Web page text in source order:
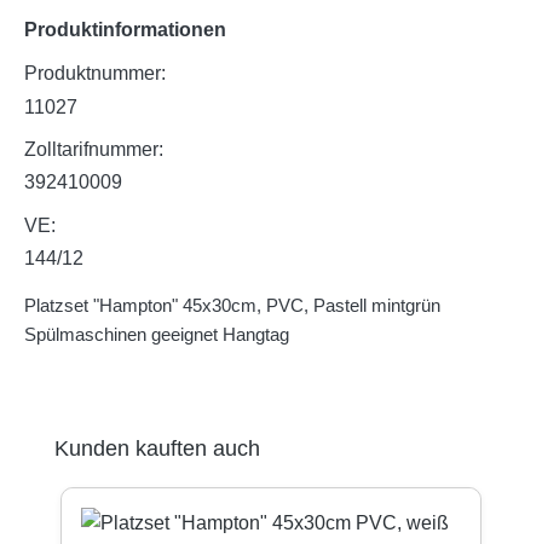
Produktinformationen
Produktnummer:
11027
Zolltarifnummer:
392410009
VE:
144/12
Platzset "Hampton" 45x30cm, PVC, Pastell mintgrün
Spülmaschinen geeignet Hangtag
Produktgalerie überspringen
Kunden kauften auch